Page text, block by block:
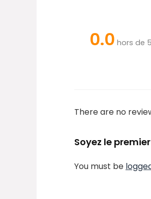
0.0 hors de 5
There are no
Soyez le
You must be